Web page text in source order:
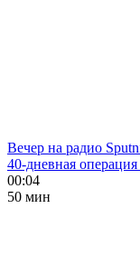
Вечер на радио
40-дневная
00:04
50 мин